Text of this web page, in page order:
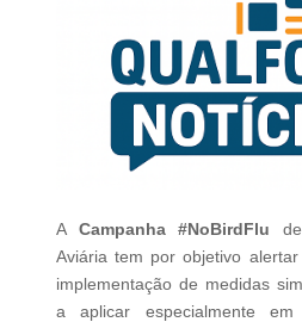
ACampanha #NoBirdFlu
Aviária tem por objetivo
implementação de medidas
a aplicar especialmente